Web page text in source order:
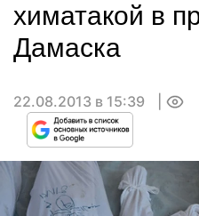
химатакой в
Дамаска
22.08.2013 в 15:39